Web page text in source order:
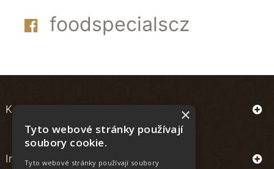
foodspecialscz
Kontakt
Informace
×
Tyto webové stránky používají
soubory cookie.
Tyto webové stránky používají soubory